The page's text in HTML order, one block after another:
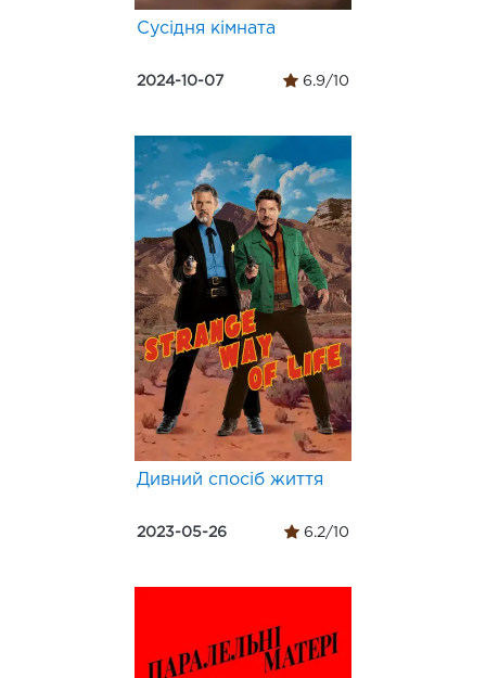
Сусідня кімната
2024-10-07 6.9/10
Дивний спосіб життя
2023-05-26 6.2/10